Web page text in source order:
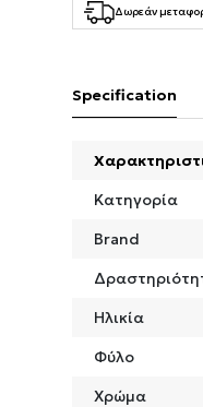
Δωρεάν
Specification
Κατηγορία
Brand
Ηλικία
Φύλο
Χρώμα